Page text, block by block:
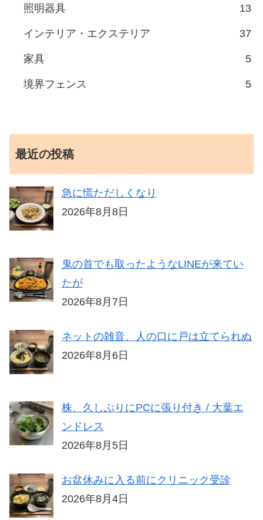
照明器具 13
インテリア・エクステリア 37
家具 5
境界フェンス 5
最近の投稿
急に慌ただしくなり
2026年8月8日
鬼の首でも取ったようなLINEが来てい
たが
2026年8月7日
ネットの雑音、人の口に戸は立てられぬ
2026年8月6日
株、久しぶりにPCに張り付き / 大葉エ
ンドレス
2026年8月5日
お盆休みに入る前にクリニック受診
2026年8月4日